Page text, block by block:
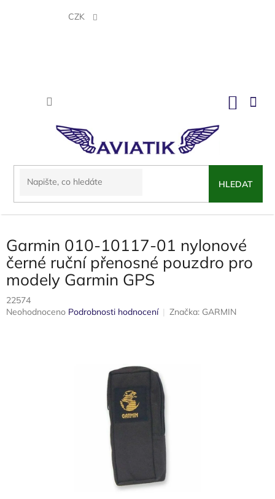
CZK
HLEDAT
Garmin 010-10117-01 nylonové
černé ruční přenosné pouzdro pro
modely Garmin GPS
22574
Průměrné
Neohodnoceno Podrobnosti hodnocení Značka: GARMIN